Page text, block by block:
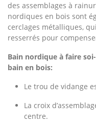
des assemblages à
nordiques en bois sont
cerclages métalliques,
resserrés pour
Bain nordique à faire
bain en bois:
Le trou de vidange
La croix
centre.